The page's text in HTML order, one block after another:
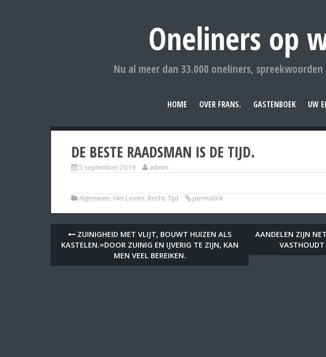
Oneliners op
Nu al meer dan 33.000 oneliners,
HOME OVER FRANS. GASTENBOEK UW
DE BESTE RAADSMAN IS DE TIJD.
5 september 2019 admin
Algemeen, Het Leven, Recht,Tijd permalink
ZUINIGHEID MET VLIJT, BOUWT HUIZEN ALS
KASTELEN.=DOOR ZUINIG EN IJVERIG TE ZIJN, KAN
MEN VEEL BEREIKEN.
AANDELEN ZIJN
VASTHOUDT